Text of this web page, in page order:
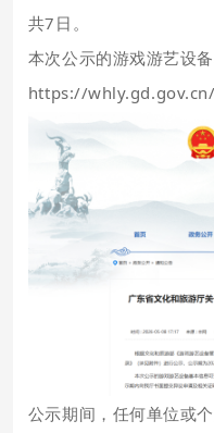
共7日。
本次公示的游戏游艺设
https://
公示期间，任何单位或